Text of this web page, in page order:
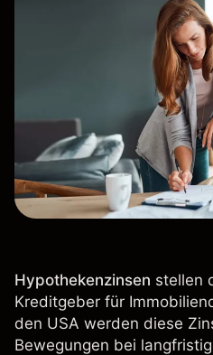
Hypothekenzinsen stellen
Kreditgeber für
den USA werden diese
Bewegungen bei